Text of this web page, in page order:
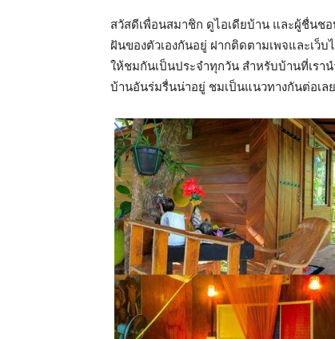
สวัสดีเพื่อนสมาชิก ดูไอเดียบ้าน และผู้ชื่นช
ฝันของตัวเองกันอยู่ ฝากติดตามเพจและเว็
ให้ชมกันเป็นประจำทุกวัน สำหรับบ้านที่เรา
บ้านอันร่มรื่นน่าอยู่ ชมเป็นแนวทางกันต่อเล